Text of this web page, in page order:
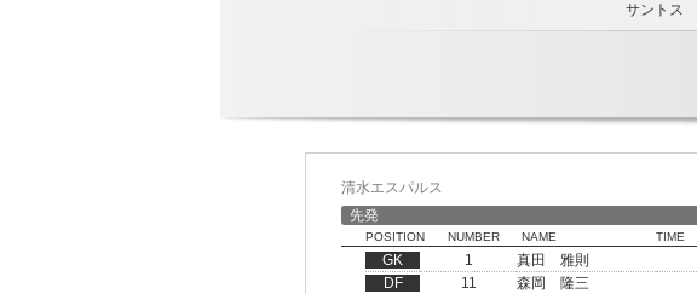
サントス
清水エスパルス
先発
POSITION NUMBER NAME TIME
GK 1
真田 雅則
DF
11
森岡 隆三